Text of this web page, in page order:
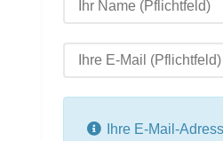
Ihre E-Mail-